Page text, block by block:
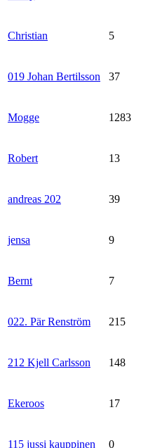
Christian 5
019 Johan Bertilsson 37
Mogge 1283
Robert 13
andreas 202 39
jensa 9
Bernt 7
022. Pär Renström 215
212 Kjell Carlsson 148
Ekeroos 17
115 jussi kauppinen 0